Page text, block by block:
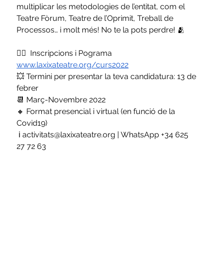
multiplicar les metodologies de l’entitat, com el
Teatre Fòrum, Teatre de l’Oprimit, Treball de
Processos… i molt més! No te la pots perdre! 🫂
✍🏽  Inscripcions i Pograma
www.laxixateatre.org/curs2022
💥 Termini per presentar la teva candidatura: 13 de
febrer
📆 Març-Novembre 2022
🔸 Format presencial i virtual (en funció de la
Covid19)
ℹ️ activitats@laxixateatre.org | WhatsApp +34 625
27 72 63